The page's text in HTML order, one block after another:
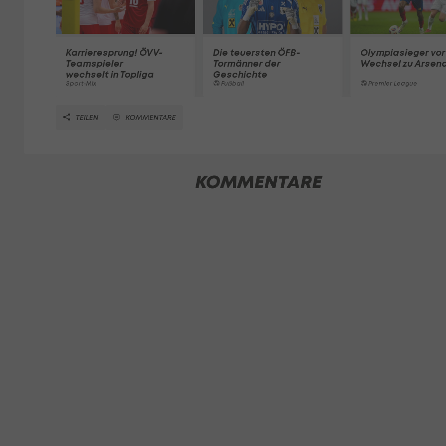
Karrieresprung! ÖVV-
Teamspieler
wechselt in Topliga
Sport-Mix
Die teuersten ÖFB-
Tormänner der
Geschichte
Fußball
Olympiasieger vor
Wechsel zu
Premier League
TEILEN KOMMENTARE
KOMMENTARE